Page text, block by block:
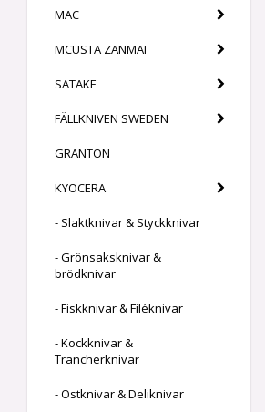
MAC
MCUSTA ZANMAI
SATAKE
FÄLLKNIVEN SWEDEN
GRANTON
KYOCERA
- Slaktknivar & Styckknivar
- Grönsaksknivar &
brödknivar
- Fiskknivar & Filéknivar
- Kockknivar &
Trancherknivar
- Ostknivar & Deliknivar